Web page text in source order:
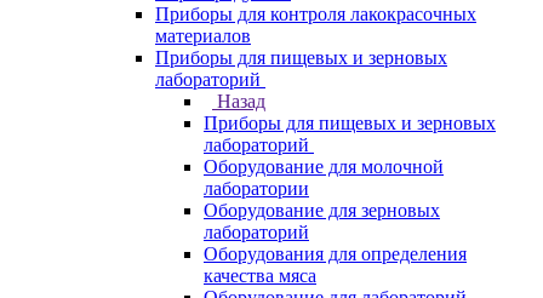
Приборы для контроля лакокрасочных
материалов
Приборы для пищевых и зерновых
лабораторий
Назад
Приборы для пищевых и зерновых
лабораторий
Оборудование для молочной
лаборатории
Оборудование для зерновых
лабораторий
Оборудования для определения
качества мяса